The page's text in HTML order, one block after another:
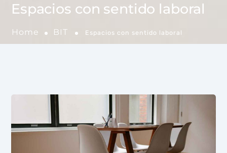
Espacios con sentido laboral
Home BIT Espacios con sentido laboral